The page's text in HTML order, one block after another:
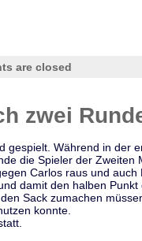
are closed
zwei
gespielt. Während in der
die Spieler der Zweiten
Carlos raus und
damit den halben
Sack zumachen
konnte.